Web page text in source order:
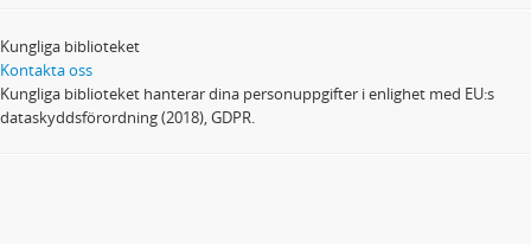
Kungliga biblioteket
Kontakta oss
Kungliga biblioteket hanterar dina personuppgifter i enlighet med EU:s
dataskyddsförordning (2018), GDPR.